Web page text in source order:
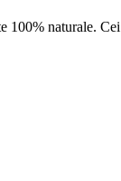
naturale.